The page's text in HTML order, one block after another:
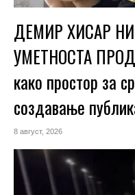
ДЕМИР ХИСАР
УМЕТНОСТА
како простор за
создавање
8 август, 2026